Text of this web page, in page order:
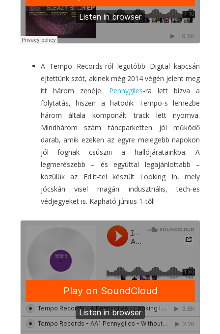
A Tempo Records-ról legutóbb Digital kapcsán
ejtettünk szót, akinek még 2014 végén jelent meg
itt három zenéje. Pennygiles-ra lett bízva a
folytatás, hiszen a hatodik Tempo-s lemezbe
három általa komponált track lett nyomva.
Mindhárom szám táncparketten jól működő
darab, amik ezeken az egyre melegebb napokon
jól fognak csúszni a hallójáratainkba. A
legmerészebb – és egyúttal legajánlottabb –
közülük az Ed.it-tel készült Looking In, mely
jócskán visel magán indusztriális, tech-es
védjegyeket is. Kapható június 1-től!